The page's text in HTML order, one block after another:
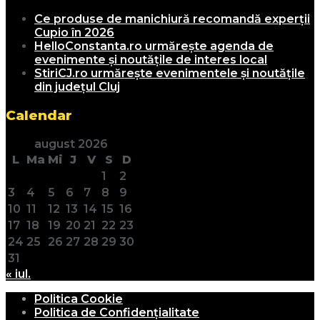
Ce produse de manichiură recomandă experții
Cupio în 2026
HelloConstanta.ro urmărește agenda de
evenimente și noutățile de interes local
StiriCJ.ro urmărește evenimentele și noutățile
din județul Cluj
Calendar
august 2026
L Ma Mi J V S
D
1
2
3
4 5 6 7 8
9
10 11 12 13 14 15 16
17 18 19 20 21 22 23
24 25 26 27 28 29 30
31
« iul.
Politica Cookie
Politica de Confidențialitate